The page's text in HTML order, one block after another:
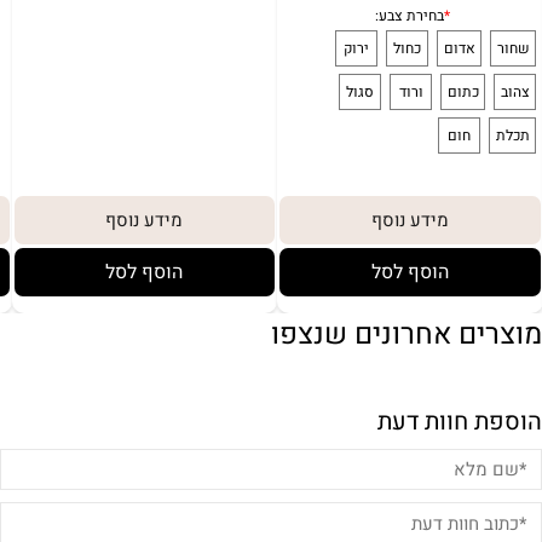
מידע נוסף
הוסף לסל
מידע נוסף
הוסף לסל
מוצרים אחרונים שנצפו
הוספת חוות דעת